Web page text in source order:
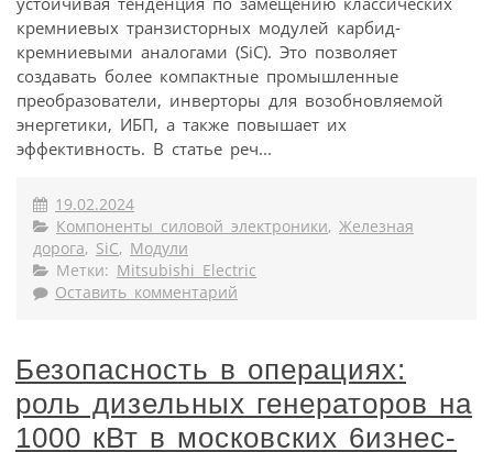
кремниевых транзисторных модулей карбид-
кремниевыми аналогами (SiC). Это позволяет
создавать более компактные промышленные
преобразователи, инверторы для возобновляемой
энергетики, ИБП, а также повышает их
эффективность. В статье реч...
19.02.2024
Компоненты силовой электроники, Железная
дорога, SiC, Модули
Метки: Mitsubishi Electric
Оставить комментарий
Безопасность в операциях:
роль дизельных генераторов на
1000 кВт в московских 6изнес-